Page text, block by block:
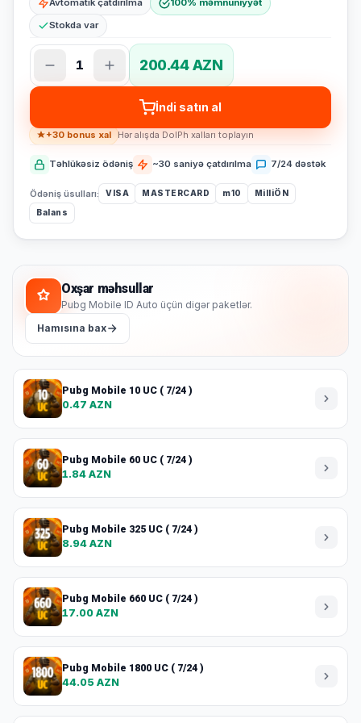
Avtomatik çatdırılma
100% məmnuniyyət
Stokda var
1 200.44 AZN
İndi satın al
+30 bonus xal Hər alışda DolPh xalları toplayın
Təhlükəsiz ödəniş ~30 saniyə çatdırılma 7/24 dəstək
Ödəniş üsulları: VISA MASTERCARD m10
MilliÖN
Balans
Oxşar məhsullar
Pubg Mobile ID Auto üçün digər paketlər.
Hamısına bax
Pubg Mobile 10 UC ( 7/24 )
0.47 AZN
Pubg Mobile 60 UC ( 7/24 )
1.84 AZN
Pubg Mobile 325 UC ( 7/24 )
8.94 AZN
Pubg Mobile 660 UC ( 7/24 )
17.00 AZN
Pubg Mobile 1800 UC ( 7/24 )
44.05 AZN